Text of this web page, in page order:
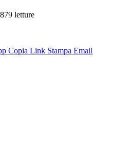
879 letture
Copia Link Stampa Email